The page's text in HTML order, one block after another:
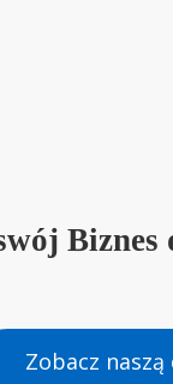
Biznes
Zobacz